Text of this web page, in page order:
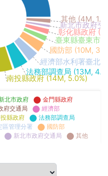
南投縣政府 (14M, 5.0%)
法務部調查局 (13M,
經濟部水利署臺北
國防部 (10M,
臺東縣臺東市
彰化縣政府
新北市政府交
其他 (4M,
北市政府
金門縣政府
府交通局
經濟部
縣政府
法務部調查局
區管理分署
國防部
新北市政府交通局 其他